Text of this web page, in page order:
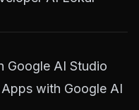
Google AI Studio
with Google AI